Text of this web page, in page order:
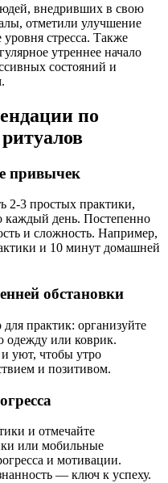
внедривших в свою
отметили улучшение
стресса. Также
утреннее начало
состояний и
по
привычек
2-3 простых практики,
каждый день. Постепенно
и сложность. Например,
и 10 минут домашней
обстановки
практик: организуйте
одежду или коврик.
и уют, чтобы утро
и позитивом.
и отмечайте
или мобильные
и мотивации.
— ключ к успеху.